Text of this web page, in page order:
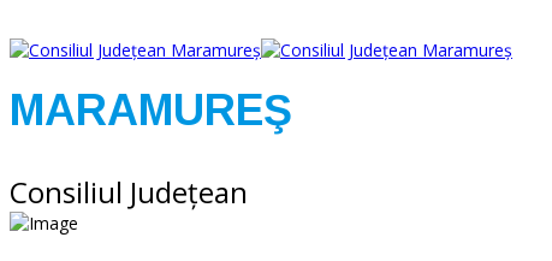
MARAMUREŞ
Consiliul Judeţean